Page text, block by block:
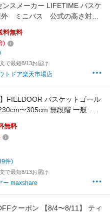
ンスメーカー LIFETIME バスケ
ミニバス 公式の高さ対
LT-90698 埋め込み式【ポー
料無料
)
で最短8/13お届け
トドア楽天市場店
】FIELDOOR バスケットゴール
〜305cm 無段階 一般 公
屋外 家庭用 移動式 練習 公式
リング 45cm バスケットボ
対応 高さ無段階調節タイプ 1
]
無料
件)
で最短8/13お届け
ー maxshare
クーポン 【8/4〜8/11】 ティ